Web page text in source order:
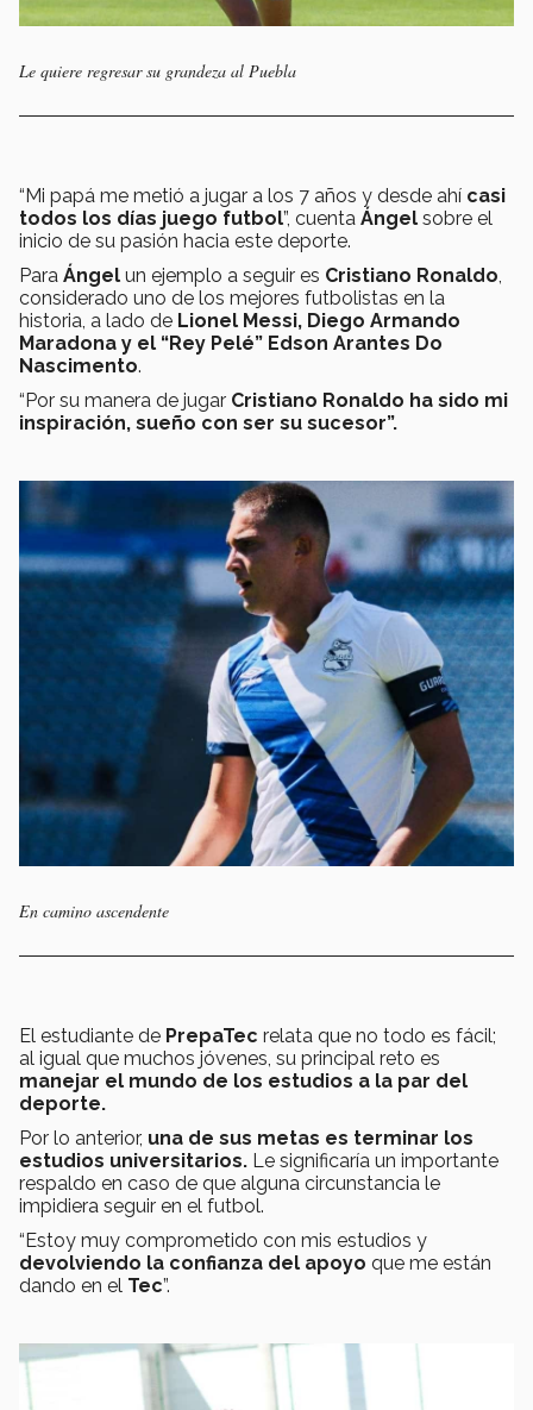
Le quiere regresar su grandeza al Puebla
“Mi papá me metió a jugar a los 7 años y desde ahí casi
todos los días juego futbol”, cuenta Ángel sobre el
inicio de su pasión hacia este deporte.
Para Ángel un ejemplo a seguir es Cristiano Ronaldo,
considerado uno de los mejores futbolistas en la
historia, a lado de Lionel Messi, Diego Armando
Maradona y el “Rey Pelé” Edson Arantes Do
Nascimento.
“Por su manera de jugar Cristiano Ronaldo ha sido mi
inspiración, sueño con ser su sucesor”.
En camino ascendente
El estudiante de PrepaTec relata que no todo es fácil;
al igual que muchos jóvenes, su principal reto es
manejar el mundo de los estudios a la par del
deporte.
Por lo anterior, una de sus metas es terminar los
estudios universitarios. Le significaría un importante
respaldo en caso de que alguna circunstancia le
impidiera seguir en el futbol.
“Estoy muy comprometido con mis estudios y
devolviendo la confianza del apoyo que me están
dando en el Tec”.